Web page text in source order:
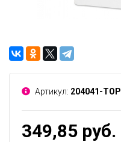
Артикул: 204041-
349,85 руб.